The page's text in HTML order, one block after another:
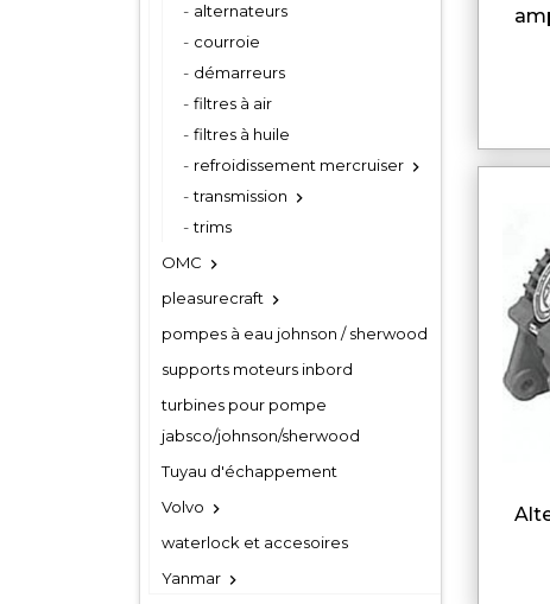
alternateurs
courroie
démarreurs
filtres à air
filtres à huile
refroidissement mercruiser 
transmission 
trims
OMC 
pleasurecraft 
pompes à eau johnson / sherwood
supports moteurs inbord
turbines pour pompe
jabsco/johnson/sherwood
Tuyau d'échappement
Volvo 
waterlock et accesoires
Yanmar 